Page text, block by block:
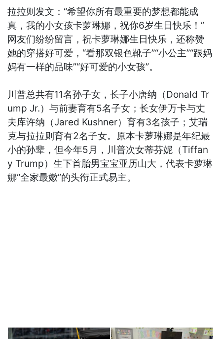
拉拉则发文：“希望你所有最重要的梦想都能成
真，我的小女孩卡萝琳娜，祝你6岁生日快乐！”
网友们纷纷留言，祝卡萝琳娜生日快乐，还称赞
她的穿搭好可爱，“看那双银色靴子”“小公主”“跟妈
妈有一样的品味”“好可爱的小女孩”。
川普总共有11名孙子女，长子小唐纳（Donald Tr
ump Jr.）与前妻育有5名子女；长女伊万卡与丈
夫库许纳（Jared Kushner）育有3名孩子；艾瑞
克与拉拉则育有2名子女。原本卡萝琳娜是年纪最
小的孙辈，但今年5月，川普次女蒂芬妮（Tiffan
y Trump）生下首胎男宝宝亚历山大，代表卡萝琳
娜“全家最嫩”的头衔正式易主。